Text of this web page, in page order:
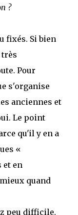
?
fixés. Si bien
très
Pour
s'organise
anciennes et
Le point
qu'il y en a
«
et en
quand
peu difficile.